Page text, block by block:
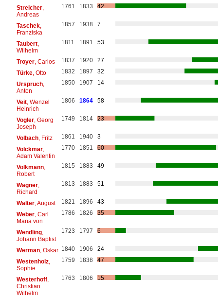
Streicher,
Andreas
1761 1833 42
Taschek,
Franziska
1857 1938 7
Taubert,
Wilhelm
1811 1891 53
Troyer, Carlos 1837 1920
27
Türke, Otto 1832 1897
32
Urspruch,
Anton
1850 1907 14
Veit, Wenzel
Heinrich
1806 1864 58
Vogler, Georg
Joseph
1749 1814 23
Volbach, Fritz 1861 1940
3
Volckmar,
Adam Valentin
1770 1851 60
Volkmann,
Robert
1815 1883 49
Wagner,
Richard
1813 1883 51
Walter, August 1821 1896
43
Weber, Carl
Maria von
1786 1826 35
Wendling,
Johann Baptist
1723 1797 6
Werman, Oskar 1840 1906
24
Westenholz,
Sophie
1759 1838 47
Westerhoff,
Christian
Wilhelm
1763 1806 15